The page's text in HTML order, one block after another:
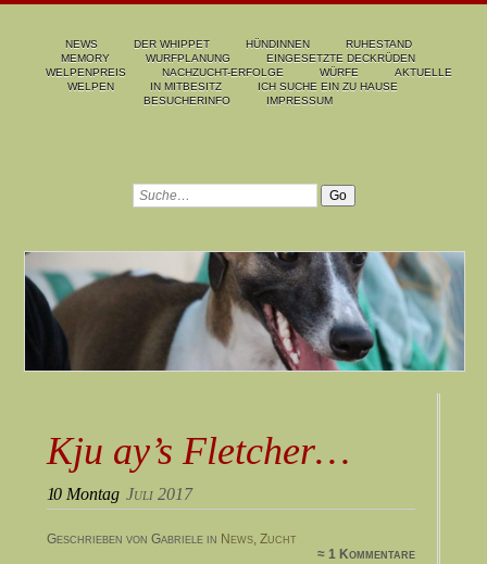
NEWS DER WHIPPET HÜNDINNEN
RUHESTAND
MEMORY
WURFPLANUNG
EINGESETZTE DECKRÜDEN
WELPENPREIS
NACHZUCHT-ERFOLGE WÜRFE
AKTUELLE
WELPEN
IN MITBESITZ
ICH SUCHE EIN ZU HAUSE
BESUCHERINFO
IMPRESSUM
Kju ay’s Fletcher…
10 Montag Juli 2017
Geschrieben von Gabriele in News, Zucht
≈ 1 Kommentare